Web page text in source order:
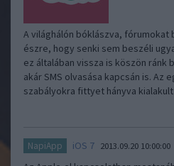
A világhálón bóklászva, fórumokat
észre, hogy senki sem beszéli
ez általában vissza is köszön ránk
akár SMS olvasása kapcsán is. Az
szabályokra fittyet hányva
NapiApp iOS 7 2013.09.20 10:00:00